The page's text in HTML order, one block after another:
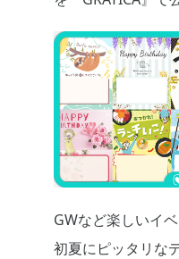
GWなど楽しいイ
初夏にピッタリな